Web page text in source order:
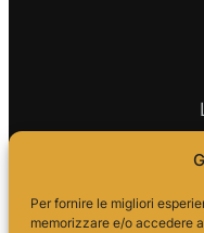
Per fornire le migliori
memorizzare e/o accedere